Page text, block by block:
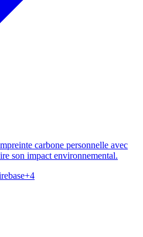
carbone personnelle avec
son impact environnemental.
+4